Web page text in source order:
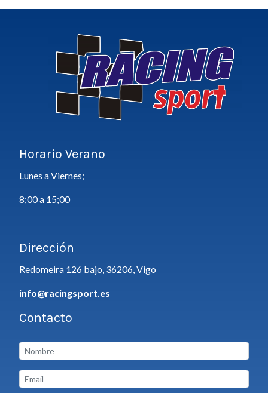
Horario Verano
Lunes a Viernes;
8;00 a 15;00
Dirección
Redomeira 126 bajo, 36206, Vigo
info@racingsport.es
Contacto